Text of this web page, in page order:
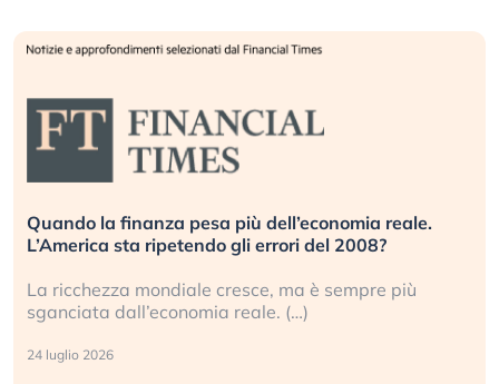
Quando la finanza pesa più dell’economia reale.
L’America sta ripetendo gli errori del 2008?
La ricchezza mondiale cresce, ma è sempre più
sganciata dall’economia reale. (…)
24 luglio 2026